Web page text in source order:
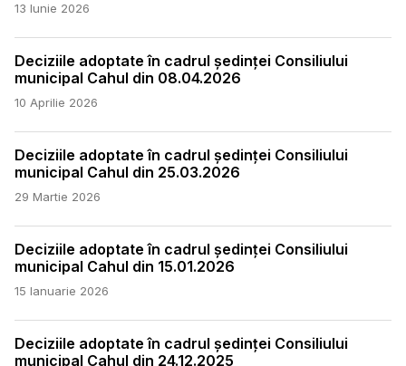
13 Iunie 2026
Deciziile adoptate în cadrul ședinței Consiliului
municipal Cahul din 08.04.2026
10 Aprilie 2026
Deciziile adoptate în cadrul ședinței Consiliului
municipal Cahul din 25.03.2026
29 Martie 2026
Deciziile adoptate în cadrul ședinței Consiliului
municipal Cahul din 15.01.2026
15 Ianuarie 2026
Deciziile adoptate în cadrul ședinței Consiliului
municipal Cahul din 24.12.2025